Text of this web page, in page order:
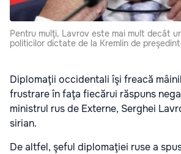
Pentru mulţi, Lavrov este mai mult decât
politicilor dictate de la Kremlin de
Diplomaţii occidentali îşi freacă
frustrare în faţa fiecărui răspuns
ministrul rus de Externe, Serghei
sirian.
De altfel, şeful diplomaţiei ruse a